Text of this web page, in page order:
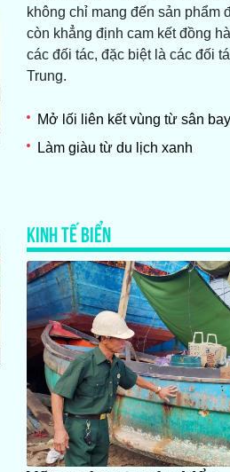
không chỉ mang đến sản phẩm
còn khẳng định cam kết đồng
các đối tác, đặc biệt là các đối
Trung.
Mở lối liên kết vùng từ sân
Làm giàu từ du lịch xanh
KINH TẾ BIỂN